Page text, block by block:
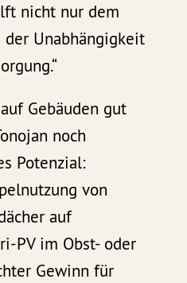
nicht nur dem
der Unabhängigkeit
Gebäuden gut
noch
Potenzial:
von
auf
PV im Obst- oder
Gewinn für